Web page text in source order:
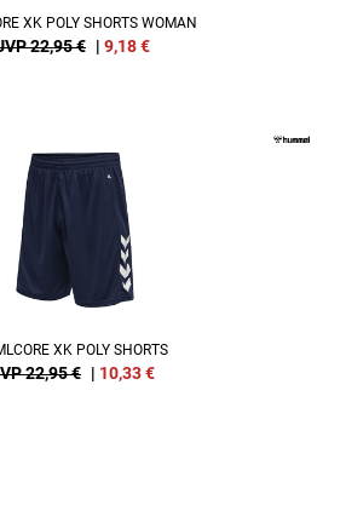
XK POLY SHORTS WOMAN
22,95 € | 9,18€
XK POLY SHORTS
22,95 € | 10,33€